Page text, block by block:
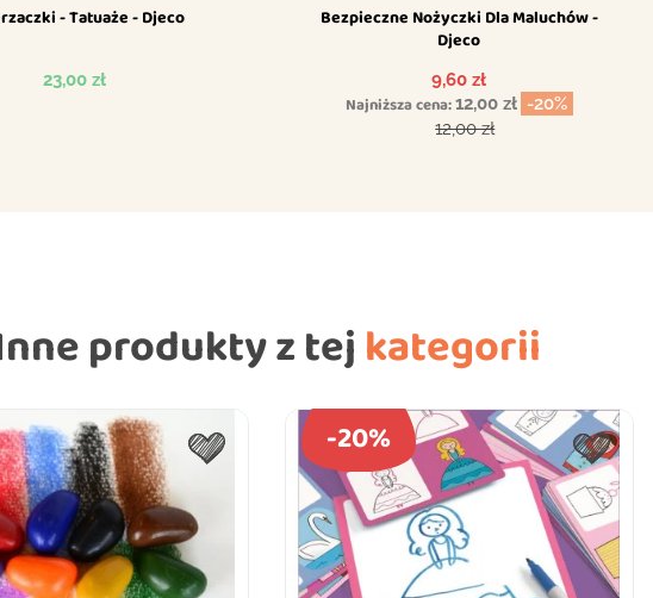
- Tatuaże - Djeco
Cena
23,00 zł
Bezpieczne Nożyczki Dla Maluchów -
Djeco
Cena
9,60 zł
Najniższa cena:12,00 zł -20%
Cena podstawowa
12,00 zł
produkty z tej kategorii
-20%